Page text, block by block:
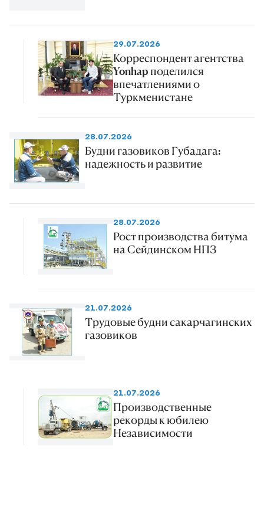
29.07.2026
Корреспондент агентства
Yonhap поделился
впечатлениями о
Туркменистане
28.07.2026
Будни газовиков Губадага:
надежность и развитие
28.07.2026
Рост производства битума
на Сейдинском НПЗ
21.07.2026
Трудовые будни сакарчагинских
газовиков
21.07.2026
Производственные
рекорды к юбилею
Независимости